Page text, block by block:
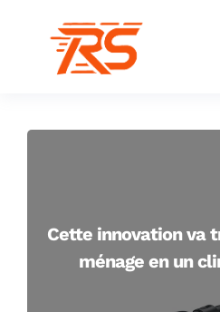
Cette innovation va
ménage en un